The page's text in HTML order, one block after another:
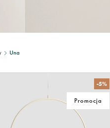
Una
-5%
Promocja